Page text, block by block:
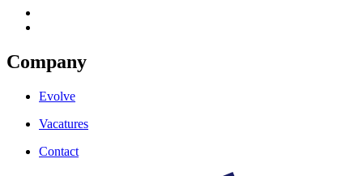
Company
Evolve
Vacatures
Contact